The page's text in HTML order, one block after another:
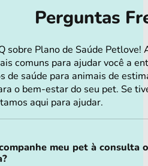
Perguntas
sobre Plano de Saúde Petlove!
comuns para ajudar você a
de saúde para animais de
o bem-estar do seu pet. Se
aqui para ajudar.
meu pet à consulta